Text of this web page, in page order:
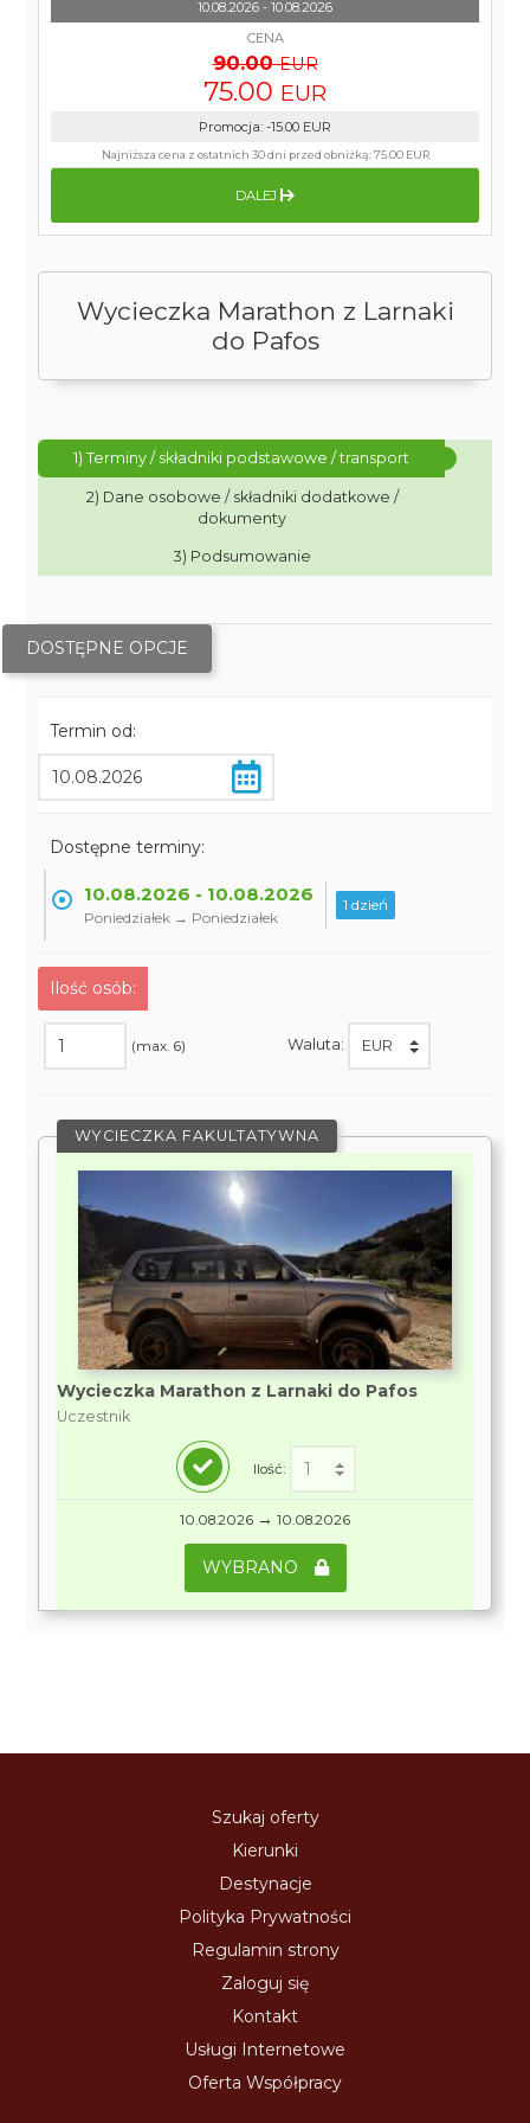
Wycieczka Marathon z Larnaki
do Pafos
1) Terminy / składniki podstawowe / transport
2) Dane osobowe / składniki dodatkowe /
dokumenty
3) Podsumowanie
DOSTĘPNE OPCJE
Termin od:
Dostępne terminy:
10.08.2026 - 10.08.2026
Poniedziałek → Poniedziałek
1 dzień
Ilość osób:
(max. 6) Waluta:
WYCIECZKA FAKULTATYWNA
Wycieczka Marathon z Larnaki do Pafos
Uczestnik
Ilość:
10.08.2026 → 10.08.2026
WYBRANO
10.08.2026 - 10.08.2026
CENA
90.00 EUR
75.00 EUR
Promocja: -15.00 EUR
Najniższa cena z ostatnich 30 dni przed obniżką:75.00 EUR
DALEJ
Szukaj oferty
Kierunki
Destynacje
Polityka Prywatności
Regulamin strony
Zaloguj się
Kontakt
Usługi Internetowe
Oferta Współpracy